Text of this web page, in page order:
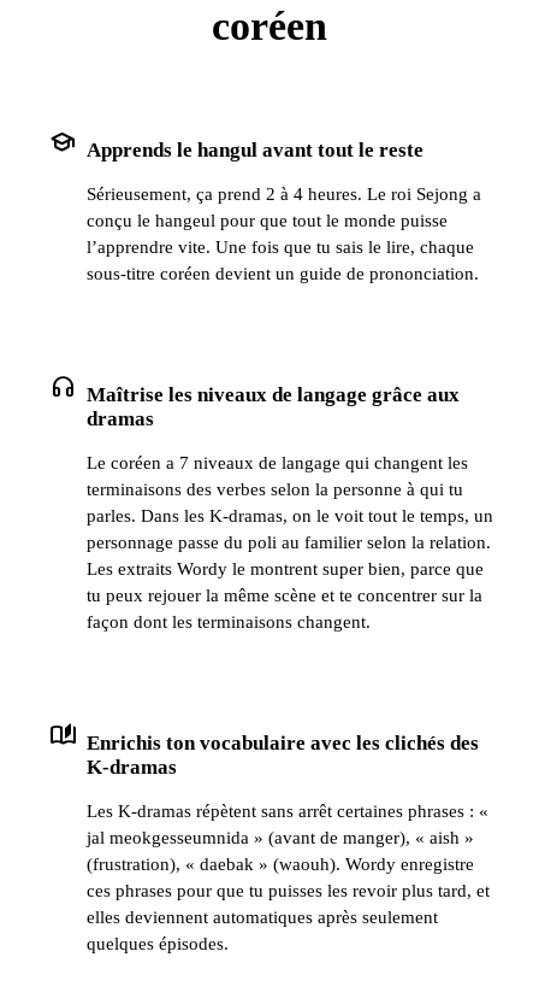
coréen
school Apprends le hangul avant tout le reste
Sérieusement, ça prend 2 à 4 heures. Le roi Sejong a
conçu le hangeul pour que tout le monde puisse
l’apprendre vite. Une fois que tu sais le lire, chaque
sous-titre coréen devient un guide de prononciation.
headphones Maîtrise les niveaux de langage grâce aux
dramas
Le coréen a 7 niveaux de langage qui changent les
terminaisons des verbes selon la personne à qui tu
parles. Dans les K-dramas, on le voit tout le temps, un
personnage passe du poli au familier selon la relation.
Les extraits Wordy le montrent super bien, parce que
tu peux rejouer la même scène et te concentrer sur la
façon dont les terminaisons changent.
auto_stories Enrichis ton vocabulaire avec les clichés des
K-dramas
Les K-dramas répètent sans arrêt certaines phrases : «
jal meokgesseumnida » (avant de manger), « aish »
(frustration), « daebak » (waouh). Wordy enregistre
ces phrases pour que tu puisses les revoir plus tard, et
elles deviennent automatiques après seulement
quelques épisodes.